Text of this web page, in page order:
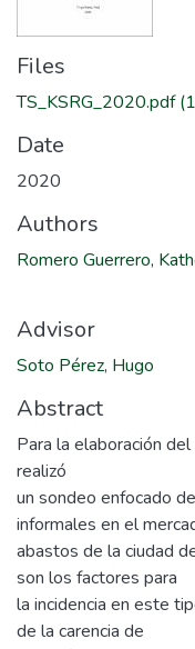
Files
TS_KSRG_2020.pdf
Date
2020
Authors
Romero Guerrero,
Advisor
Soto Pérez, Hugo
Abstract
Para la elaboración
realizó
un sondeo enfocado
informales en el
abastos de la ciudad
son los factores para
la incidencia en este
de la carencia de